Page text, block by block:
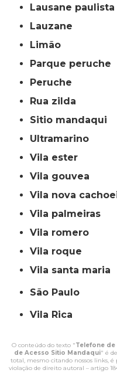
lausane paulista
lauzane
limão
parque peruche
peruche
rua zilda
sitio mandaqui
ultramarino
vila ester
vila gouvea
vila nova
vila palmeiras
vila romero
vila roque
vila santa maria
São Paulo
Vila Rica
O conteúdo do texto "Telefone
de Acesso Sitio Mandaqui" é
total, mesmo citando nossos links,
violação de direito autoral – artigo